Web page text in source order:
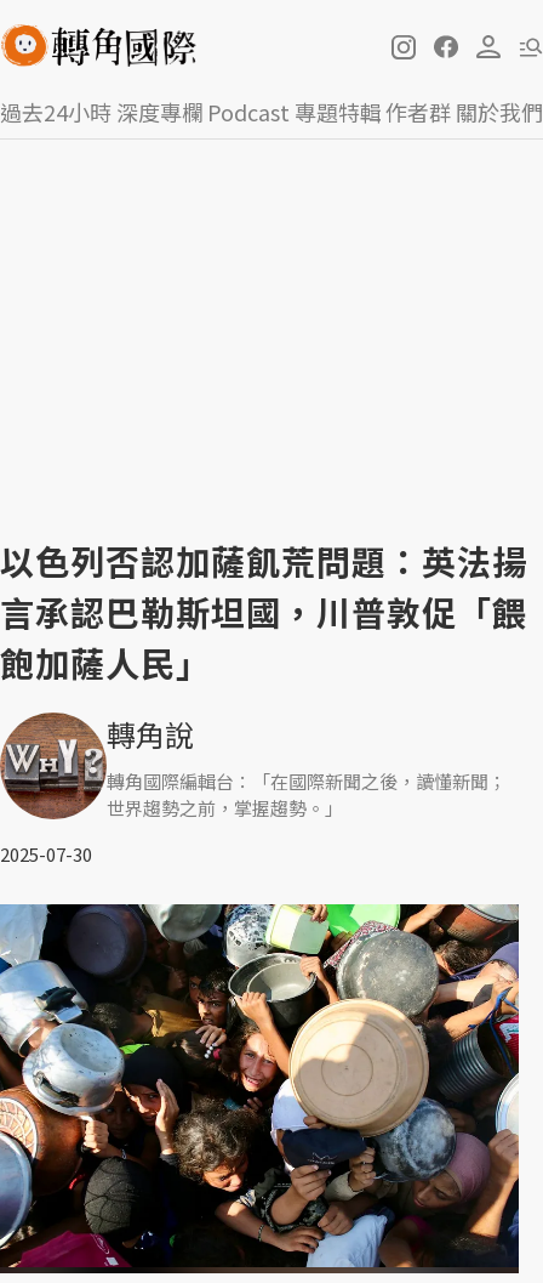
過去24小時深度專欄 Podcast 專題特輯作者群關於我們
以色列否認加薩飢荒問題：英法揚
言承認巴勒斯坦國，川普敦促「餵
飽加薩人民」
轉角說
轉角國際編輯台：「在國際新聞之後，讀懂新聞；
世界趨勢之前，掌握趨勢。」
2025-07-30